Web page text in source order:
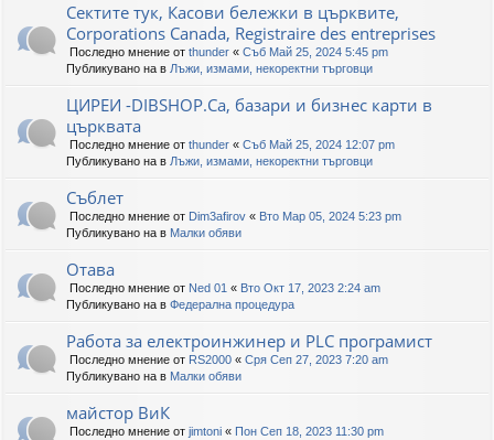
Сектите тук, Касови бележки в църквите,
Corporations Canada, Registraire des entreprises
Последно мнение от thunder « Съб Май 25, 2024 5:45 pm
Публикувано на в Лъжи, измами, некоректни търговци
ЦИРЕИ -DIBSHOP.Ca, базари и бизнес карти в
църквата
Последно мнение от thunder « Съб Май 25, 2024 12:07 pm
Публикувано на в Лъжи, измами, некоректни търговци
Съблет
Последно мнение от Dim3afirov « Вто Мар 05, 2024 5:23 pm
Публикувано на в Малки обяви
Отава
Последно мнение от Ned 01 « Вто Окт 17, 2023 2:24 am
Публикувано на в Федерална процедура
Работа за електроинжинер и PLC програмист
Последно мнение от RS2000 « Сря Сеп 27, 2023 7:20 am
Публикувано на в Малки обяви
майстор ВиК
Последно мнение от jimtoni « Пон Сеп 18, 2023 11:30 pm